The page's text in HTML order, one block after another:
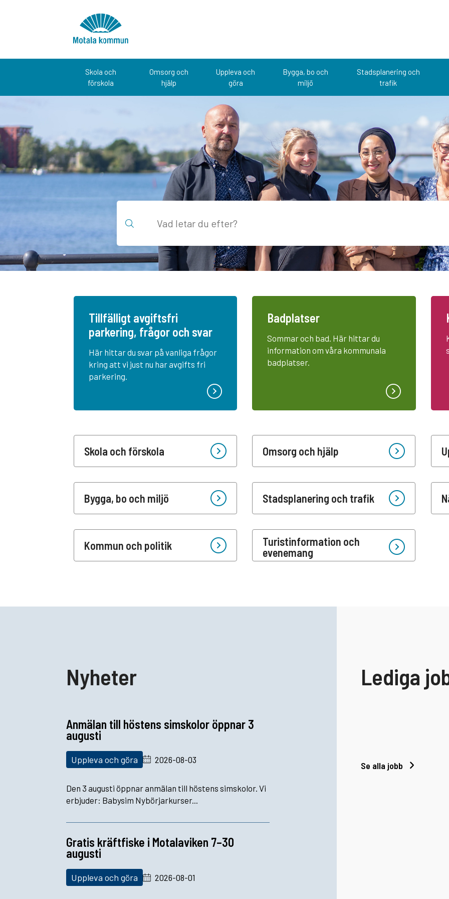
Skola och
förskola
Omsorg och
hjälp
Uppleva och
göra
Bygga, bo och
miljö
Stadsplanering och
trafik
Välkommen till Motala kommun!
Studier på gymnasial nivå för vuxna
Personuppgifter (GDPR)
Vikarie i Motala kommun, TimePool
Tillfälligt avgiftsfri
parkering, frågor och svar
Här hittar du svar på vanliga frågor
kring att vi just nu har avgifts fri
parkering.
Badplatser
Sommar och bad. Här hittar du
information om våra kommunala
badplatser.
Skola och förskola Omsorg och hjälp
Bygga, bo och miljö Stadsplanering och trafik
Kommun och politik
Turistinformation och
evenemang
Nyheter
Anmälan till höstens simskolor öppnar 3
augusti
Uppleva och göra 2026-08-03
Den 3 augusti öppnar anmälan till höstens simskolor. Vi
erbjuder: Babysim Nybörjarkurser...
Gratis kräftfiske i Motalaviken 7–30
augusti
Uppleva och göra 2026-08-01
Lediga
Se alla jobb